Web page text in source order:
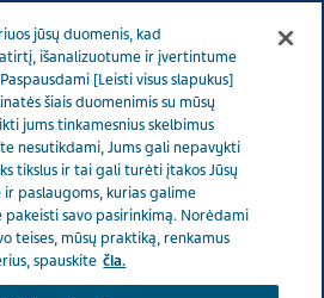
Bendraautoriais pacientais
jūsų duomenis, kad
išanalizuotume ir įvertintume
[Leisti visus slapukus]
šiais duomenimis su mūsų
jums tinkamesnius skelbimus
nesutikdami, Jums gali nepavykti
tikslus ir tai gali turėti įtakos Jūsų
paslaugoms, kurias galime
savo pasirinkimą. Norėdami
teises, mūsų praktiką, renkamus
spauskite čia.